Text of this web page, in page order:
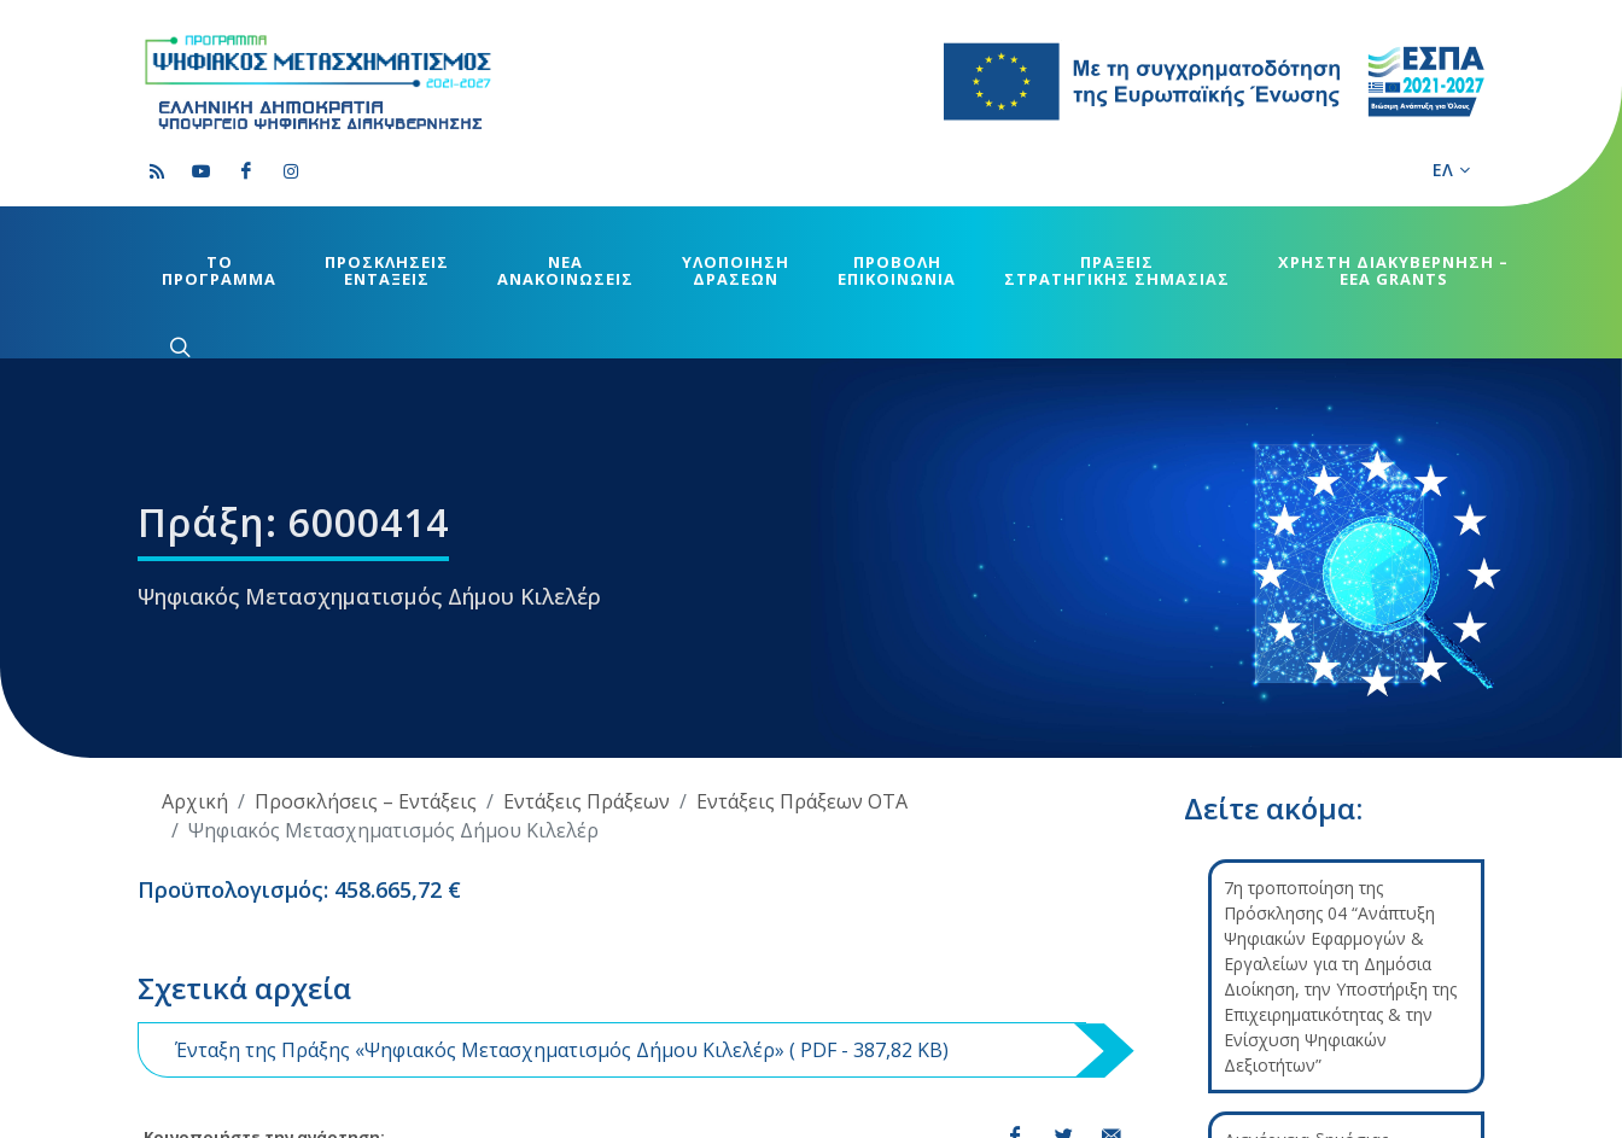
ΕΛ
ΤΟ
ΠΡΟΓΡΑΜΜΑ
ΠΡΟΣΚΛΗΣΕΙΣ
ΕΝΤΑΞΕΙΣ
ΝΕΑ
ΑΝΑΚΟΙΝΩΣΕΙΣ
ΥΛΟΠΟΙΗΣΗ
ΔΡΑΣΕΩΝ
ΠΡΟΒΟΛΗ
ΕΠΙΚΟΙΝΩΝΙΑ
ΠΡΑΞΕΙΣ
ΣΤΡΑΤΗΓΙΚΗΣ ΣΗΜΑΣΙΑΣ
ΧΡΗΣΤΗ ΔΙΑΚΥΒΕΡΝΗΣΗ –
EEA GRANTS
Πράξη: 6000414
Ψηφιακός Μετασχηματισμός Δήμου Κιλελέρ
Αρχική Προσκλήσεις – Εντάξεις Εντάξεις Πράξεων
Εντάξεις Πράξεων ΟΤΑ
Ψηφιακός Μετασχηματισμός Δήμου Κιλελέρ
Προϋπολογισμός: 458.665,72 €
Σχετικά αρχεία
Ένταξη της Πράξης «Ψηφιακός Μετασχηματισμός Δήμου Κιλελέρ» ( PDF- 387,82 KB)
Δείτε ακόμα:
7η τροποποίηση της
Πρόσκλησης 04 “Ανάπτυξη
Ψηφιακών Εφαρμογών &
Εργαλείων για τη Δημόσια
Διοίκηση, την Υποστήριξη της
Επιχειρηματικότητας & την
Ενίσχυση Ψηφιακών
Δεξιοτήτων”